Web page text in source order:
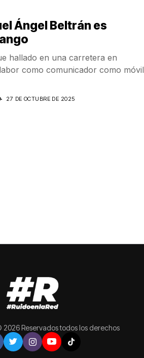
Ángel Beltrán es
hallado en una carretera en
como comunicador como móvil
27 DE OCTUBRE DE 2025
2026 Reservados todos los derechos